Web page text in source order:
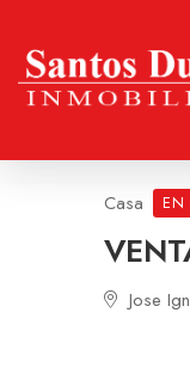
Casa EN
Jose